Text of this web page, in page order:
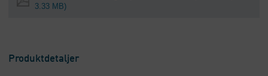
3.33 MB)
Produktdetaljer